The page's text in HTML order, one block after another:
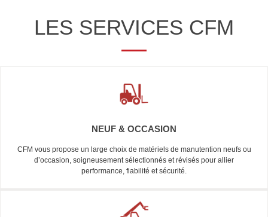
LES SERVICES CFM
NEUF & OCCASION
CFM vous propose un large choix de matériels de manutention neufs ou
d’occasion, soigneusement sélectionnés et révisés pour allier
performance, fiabilité et sécurité.